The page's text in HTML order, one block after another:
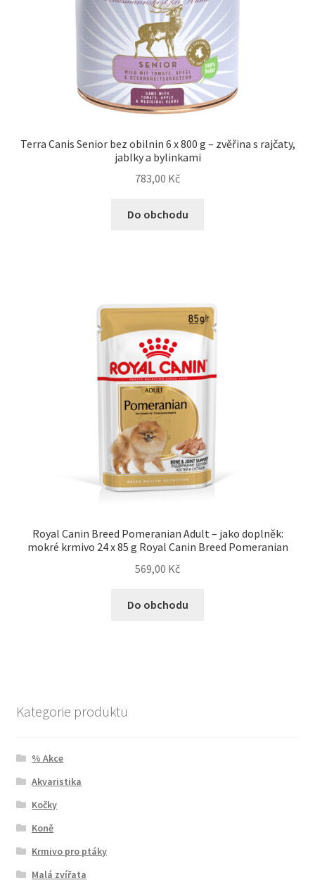
Terra Canis Senior bez obilnin 6 x 800 g – zvěřina s rajčaty,
jablky a bylinkami
783,00 Kč
Do obchodu
Royal Canin Breed Pomeranian Adult – jako doplněk:
mokré krmivo 24 x 85 g Royal Canin Breed Pomeranian
569,00 Kč
Do obchodu
Kategorie produktu
% Akce
Akvaristika
Kočky
Koně
Krmivo pro ptáky
Malá zvířata